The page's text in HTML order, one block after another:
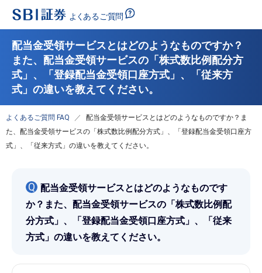
配当金受領サービスとはどのようなものですか？
また、配当金受領サービスの「株式数比例配分方
式」、「登録配当金受領口座方式」、「従来方
式」の違いを教えてください。
よくあるご質問 FAQ
配当金受領サービスとはどのようなものですか？ま
た、配当金受領サービスの「株式数比例配分方式」、「登録配当金受領口座方
式」、「従来方式」の違いを教えてください。
Q 配当金受領サービスとはどのようなものです
か？また、配当金受領サービスの「株式数比例配
分方式」、「登録配当金受領口座方式」、「従来
方式」の違いを教えてください。